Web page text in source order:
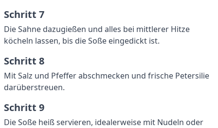
Schritt 7
Die Sahne dazugießen und alles bei mittlerer Hitze
köcheln lassen, bis die Soße eingedickt ist.
Schritt 8
Mit Salz und Pfeffer abschmecken und frische Petersilie
darüberstreuen.
Schritt 9
Die Soße heiß servieren, idealerweise mit Nudeln oder